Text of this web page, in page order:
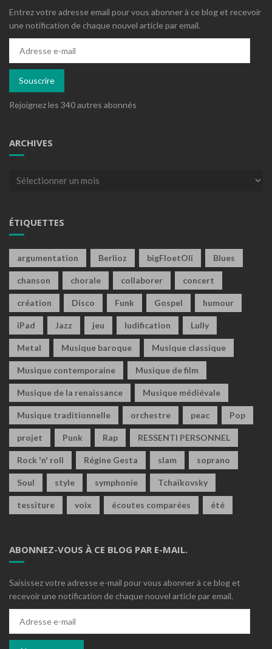
Entrez votre adresse email pour vous abonner à ce blog et recevoir
une notification de chaque nouvel article par email.
mail
Souscrire
Rejoignez les 340 autres abonnés
ARCHIVES
Archives
ÉTIQUETTES
argumentation Berlioz bigFloetOli Blues
chanson chorale collaborer concert
création Disco Funk Gospel humour
iPad Jazz jeu ludification Lully
Metal Musique baroque Musique classique
Musique contemporaine Musique de film
Musique de la renaissance Musique médiévale
Musique traditionnelle orchestre peac Pop
projet Punk Rap RESSENTI PERSONNEL
Rock 'n' roll Régine Gesta slam soprano
Soul style symphonie Tchaïkovsky
tessiture voix écoutes comparées été
ABONNEZ-VOUS À CE BLOG PAR E-MAIL.
Saisissez votre adresse e-mail pour vous abonner à ce blog et
recevoir une notification de chaque nouvel article par email.
mail